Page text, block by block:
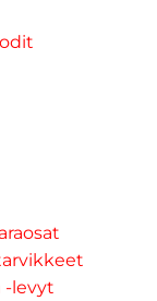
-levyt